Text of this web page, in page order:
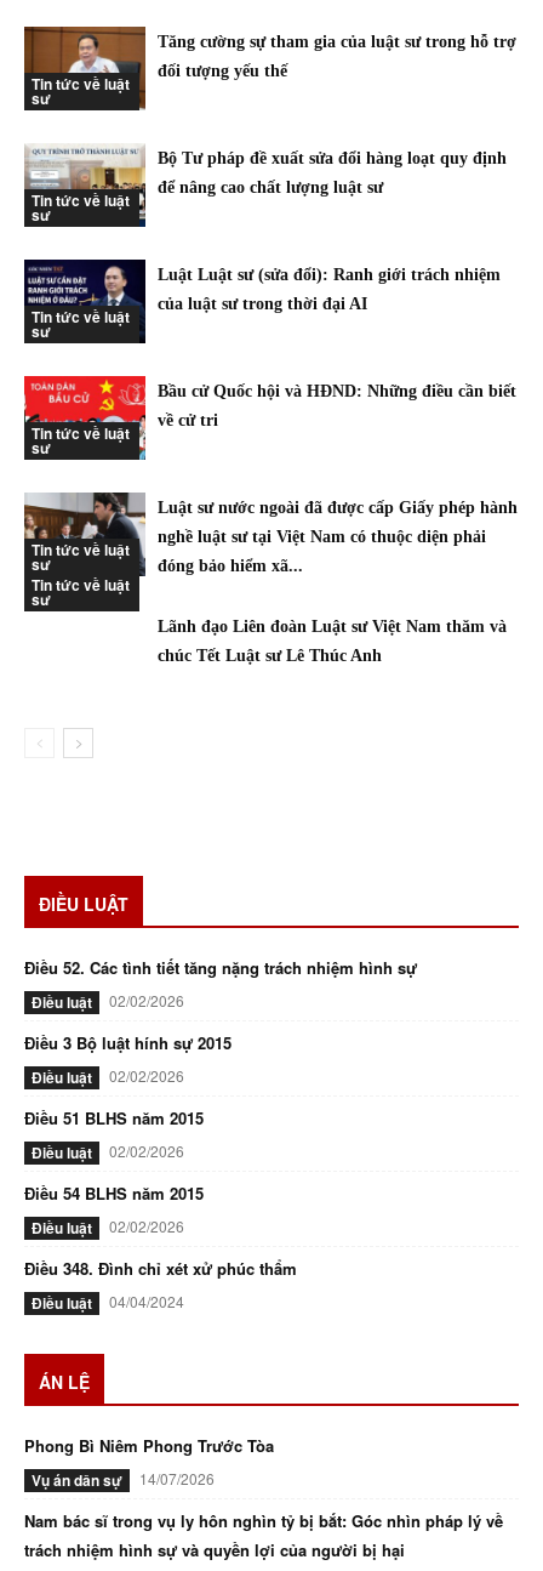
Tin tức về luật
sư
Tăng cường sự tham gia của luật sư trong hỗ trợ
đối tượng yếu thế
Tin tức về luật
sư
Bộ Tư pháp đề xuất sửa đổi hàng loạt quy định
để nâng cao chất lượng luật sư
Tin tức về luật
sư
Luật Luật sư (sửa đổi): Ranh giới trách nhiệm
của luật sư trong thời đại AI
Tin tức về luật
sư
Bầu cử Quốc hội và HĐND: Những điều cần biết
về cử tri
Tin tức về luật
sư
Luật sư nước ngoài đã được cấp Giấy phép hành
nghề luật sư tại Việt Nam có thuộc diện phải
đóng bảo hiểm xã...
Tin tức về luật
sư
Lãnh đạo Liên đoàn Luật sư Việt Nam thăm và
chúc Tết Luật sư Lê Thúc Anh
ĐIỀU LUẬT
Điều 52. Các tình tiết tăng nặng trách nhiệm hình sự
Điều luật 02/02/2026
Điều 3 Bộ luật hính sự 2015
Điều luật 02/02/2026
Điều 51 BLHS năm 2015
Điều luật 02/02/2026
Điều 54 BLHS năm 2015
Điều luật 02/02/2026
Điều 348. Đình chỉ xét xử phúc thẩm
Điều luật 04/04/2024
ÁN LỆ
Phong Bì Niêm Phong Trước Tòa
Vụ án dân sự 14/07/2026
Nam bác sĩ trong vụ ly hôn nghìn tỷ bị bắt: Góc nhìn pháp lý về
trách nhiệm hình sự và quyền lợi của người bị hại